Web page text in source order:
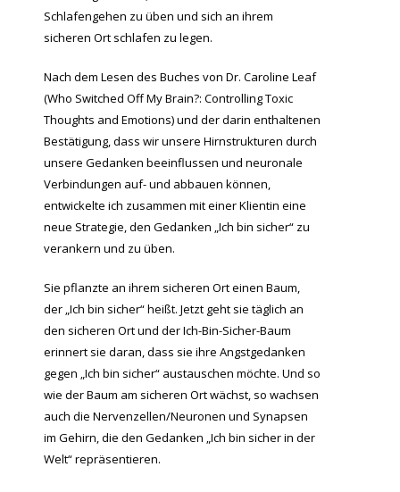
Schlafengehen zu üben und sich an ihrem
sicheren Ort schlafen zu legen.
Nach dem Lesen des Buches von Dr. Caroline Leaf
(Who Switched Off My Brain?: Controlling Toxic
Thoughts and Emotions) und der darin enthaltenen
Bestätigung, dass wir unsere Hirnstrukturen durch
unsere Gedanken beeinflussen und neuronale
Verbindungen auf- und abbauen können,
entwickelte ich zusammen mit einer Klientin eine
neue Strategie, den Gedanken „Ich bin sicher“ zu
verankern und zu üben.
Sie pflanzte an ihrem sicheren Ort einen Baum,
der „Ich bin sicher“ heißt. Jetzt geht sie täglich an
den sicheren Ort und der Ich-Bin-Sicher-Baum
erinnert sie daran, dass sie ihre Angstgedanken
gegen „Ich bin sicher“ austauschen möchte. Und so
wie der Baum am sicheren Ort wächst, so wachsen
auch die Nervenzellen/Neuronen und Synapsen
im Gehirn, die den Gedanken „Ich bin sicher in der
Welt“ repräsentieren.